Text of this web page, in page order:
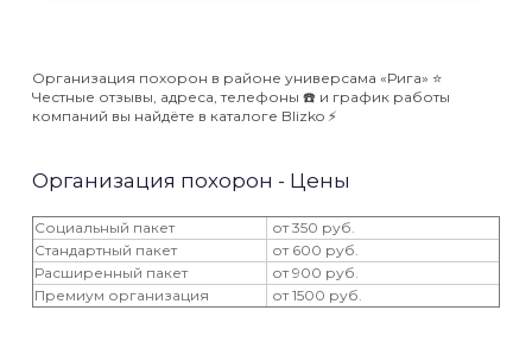
Организация похорон в районе универсама «Рига» ⭐️
Честные отзывы, адреса, телефоны ☎️ и график работы
компаний вы найдёте в каталоге Blizko ⚡️
Организация похорон - Цены
Социальный пакет
от 350 руб.
Стандартный пакет
от 600 руб.
Расширенный пакет
от 900 руб.
Премиум организация
от 1500 руб.